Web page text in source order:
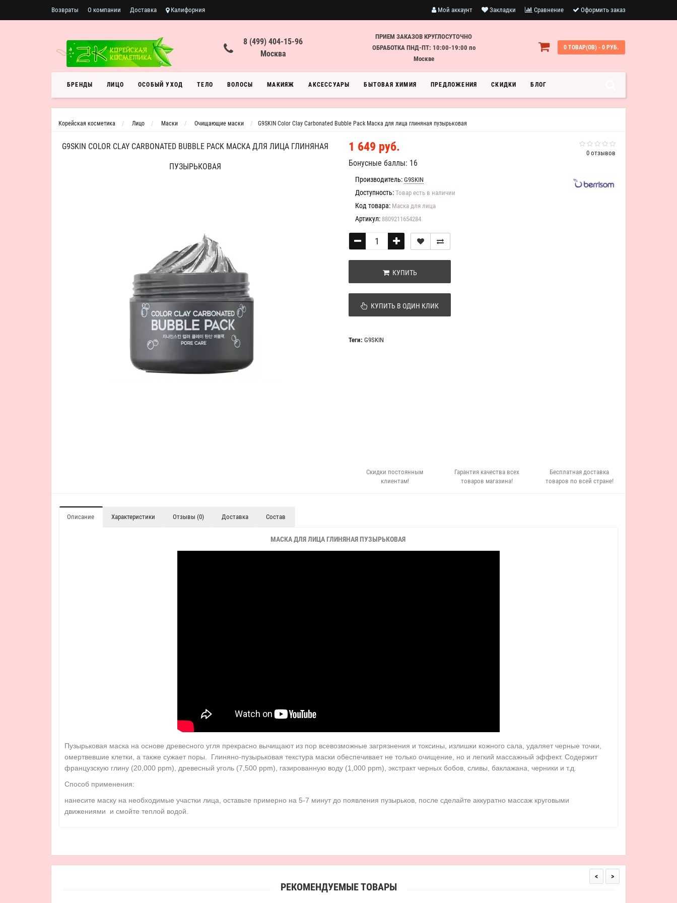
Возвраты О компании Доставка Калифорния Мой аккаунт Закладки Сравнение Оформить заказ
8 (499) 404-15-96
Москва
ПРИЕМ ЗАКАЗОВ КРУГЛОСУТОЧНО
ОБРАБОТКА ПНД-ПТ: 10:00-19:00 по
Москве
0 ТОВАР(ОВ) - 0 РУБ.
БРЕНДЫ ЛИЦО ОСОБЫЙ УХОД ТЕЛО ВОЛОСЫ МАКИЯЖ АКСЕССУАРЫ БЫТОВАЯ ХИМИЯ ПРЕДЛОЖЕНИЯ СКИДКИ БЛОГ
Корейская косметика Лицо Маски Очищающие маски G9SKIN Color Clay Carbonated Bubble Pack Маска для лица глиняная пузырьковая
G9SKIN COLOR CLAY CARBONATED BUBBLE PACK МАСКА ДЛЯ ЛИЦА ГЛИНЯНАЯ
ПУЗЫРЬКОВАЯ
0 отзывов
1 649 руб.
Бонусные баллы: 16
Производитель: G9SKIN
Доступность: Товар есть в наличии
Код товара: Маска для лица
Артикул: 8809211654284
КУПИТЬ
КУПИТЬ В ОДИН КЛИК
Теги: G9SKIN
Скидки постоянным
клиентам!
Гарантия качества всех
товаров магазина!
Бесплатная доставка
товаров по всей стране!
Описание Характеристики Отзывы (0) Доставка Состав
МАСКА ДЛЯ ЛИЦА ГЛИНЯНАЯ ПУЗЫРЬКОВАЯ
Пузырьковая маска на основе древесного угля прекрасно вычищают из пор всевозможные загрязнения и токсины, излишки кожного сала, удаляет черные точки,
омертвевшие клетки, а также сужает поры. Глиняно-пузырьковая текстура маски обеспечивает не только очищение, но и легкий массажный эффект. Содержит
французскую глину (20,000 ppm), древесный уголь (7,500 ррm), газированную воду (1,000 ppm), экстракт черных бобов, сливы, баклажана, черники и т.д.
Способ применения:
нанесите маску на необходимые участки лица, оставьте примерно на 5-7 минут до появления пузырьков, после сделайте аккуратно массаж круговыми
движениями и смойте теплой водой.
РЕКОМЕНДУЕМЫЕ ТОВАРЫ
< >